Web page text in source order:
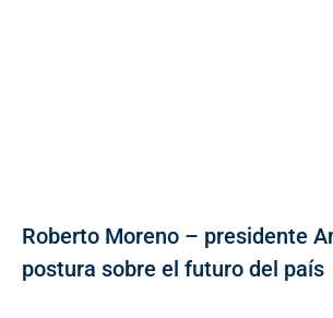
Roberto Moreno – presidente
postura sobre el futuro del país